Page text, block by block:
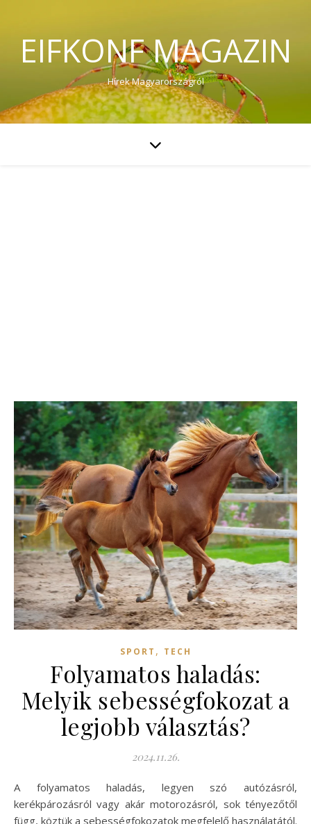
EIFKONF MAGAZIN
Hírek Magyarországról
SPORT , TECH
Folyamatos haladás:
Melyik sebességfokozat a
legjobb választás?
2024.11.26.
A folyamatos haladás, legyen szó autózásról,
kerékpározásról vagy akár motorozásról, sok tényezőtől
függ, köztük a sebességfokozatok megfelelő használatától.